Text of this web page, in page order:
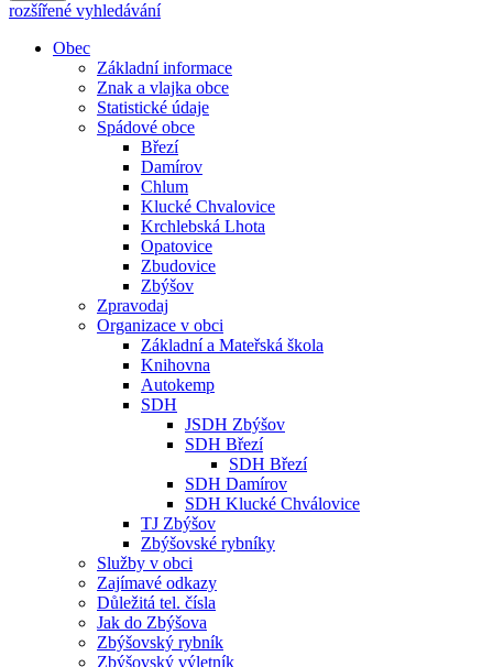
rozšířené vyhledávání
Obec
Základní informace
Znak a vlajka obce
Statistické údaje
Spádové obce
Březí
Damírov
Chlum
Klucké Chvalovice
Krchlebská Lhota
Opatovice
Zbudovice
Zbýšov
Zpravodaj
Organizace v obci
Základní a Mateřská škola
Knihovna
Autokemp
SDH
JSDH Zbýšov
SDH Březí
SDH Březí
SDH Damírov
SDH Klucké Chválovice
TJ Zbýšov
Zbýšovské rybníky
Služby v obci
Zajímavé odkazy
Důležitá tel. čísla
Jak do Zbýšova
Zbýšovský rybník
Zbýšovský výletník